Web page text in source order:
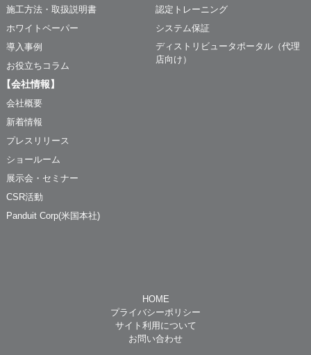
施工方法・取扱説明書
ホワイトペーパー
導入事例
お役立ちコラム
認定トレーニング
システム保証
ディストリビュータポータル（代理
店向け）
【会社情報】
会社概要
新着情報
プレスリリース
ショールーム
展示会・セミナー
CSR活動
Panduit Corp(米国本社)
HOME
プライバシーポリシー
サイト利用について
お問い合わせ